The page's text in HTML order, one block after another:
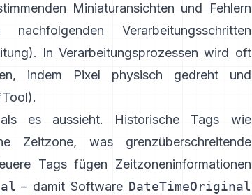
Miniaturansichten und Fehlern
Verarbeitungsschritten
). In Verarbeitungsprozessen wird oft
indem Pixel physisch gedreht und
).
es aussieht. Historische Tags wie
Zeitzone, was grenzüberschreitende
Tags fügen Zeitzoneninformationen
– damit Software DateTimeOriginal